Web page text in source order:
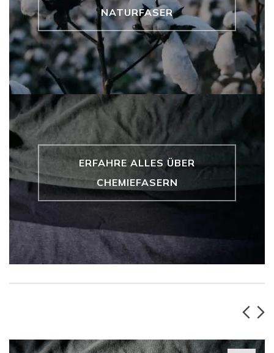
NATURFASER
ERFAHRE ALLES ÜBER
CHEMIEFASERN